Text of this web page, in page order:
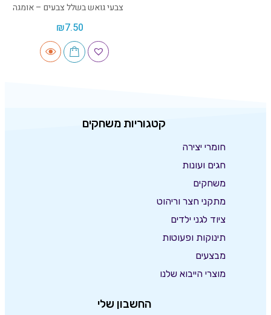
צבעי גואש בשלל צבעים – אומגה
₪7.50
קטגוריות משחקים
חומרי יצירה
חגים ועונות
משחקים
מתקני חצר וריהוט
ציוד לגני ילדים
תינוקות ופעוטות
מבצעים
מוצרי הייבוא שלנו
החשבון שלי